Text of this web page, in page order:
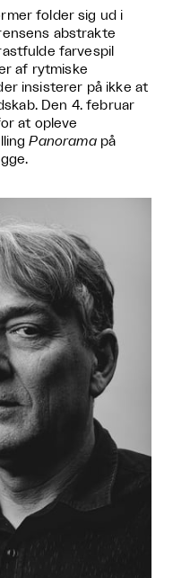
folder sig ud i
abstrakte
farvespil
af rytmiske
insisterer på ikke at
Den 4. februar
at opleve
Panoramapå